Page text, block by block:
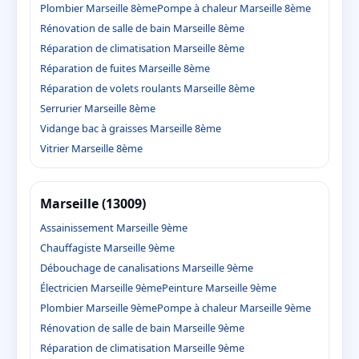
Plombier Marseille 8èmePompe à chaleur Marseille 8ème
Rénovation de salle de bain Marseille 8ème
Réparation de climatisation Marseille 8ème
Réparation de fuites Marseille 8ème
Réparation de volets roulants Marseille 8ème
Serrurier Marseille 8ème
Vidange bac à graisses Marseille 8ème
Vitrier Marseille 8ème
Marseille (13009)
Assainissement Marseille 9ème
Chauffagiste Marseille 9ème
Débouchage de canalisations Marseille 9ème
Électricien Marseille 9èmePeinture Marseille 9ème
Plombier Marseille 9èmePompe à chaleur Marseille 9ème
Rénovation de salle de bain Marseille 9ème
Réparation de climatisation Marseille 9ème